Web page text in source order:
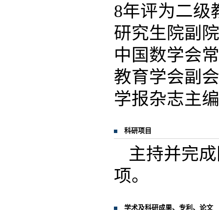
8年评为二级
研究生院副
中国数学会
教育学会副
学报杂志主
科研项目
主持并完
项。
学术及科研成果、专利、论文